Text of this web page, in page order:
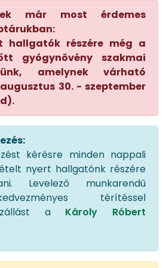
már most érdemes
hallgatók részére még a
gyógynövény szakmai
amelynek várható
30. - szeptember
kérésre minden nappali
nyert hallgatónk részére
Levelező munkarendű
térítéssel
a Károly Róbert